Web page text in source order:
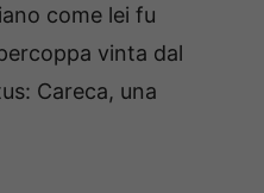
come lei fu
vinta dal
Careca, una